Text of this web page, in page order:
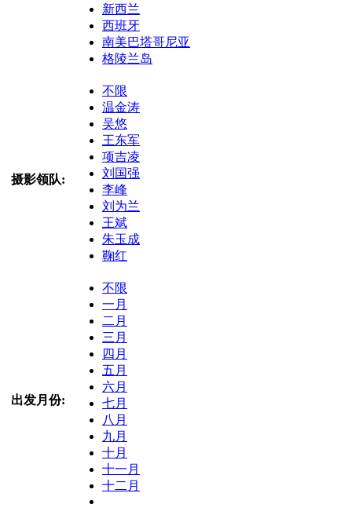
新西兰
西班牙
南美巴塔哥尼亚
格陵兰岛
摄影领队:
不限
温金涛
吴悠
王东军
项吉凌
刘国强
李峰
刘为兰
王斌
朱玉成
鞠红
出发月份:
不限
一月
二月
三月
四月
五月
六月
七月
八月
九月
十月
十一月
十二月